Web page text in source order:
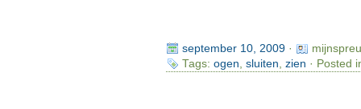
september 10, 2009·
Tags: ogen sluiten zien · Posted